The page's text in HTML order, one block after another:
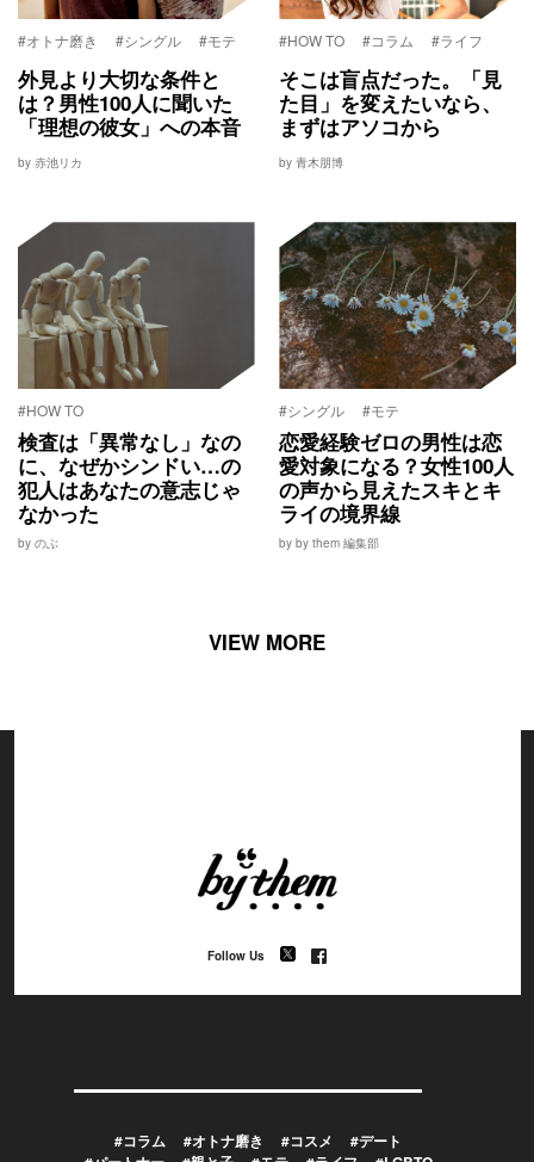
#オトナ磨き #シングル #モテ
外見より大切な条件と
は？男性100人に聞いた
「理想の彼女」への本音
by 赤池リカ
#HOW TO #コラム #ライフ
そこは盲点だった。「見
た目」を変えたいなら、
まずはアソコから
by 青木朋博
#HOW TO
検査は「異常なし」なの
に、なぜかシンドい…の
犯人はあなたの意志じゃ
なかった
by のぶ
#シングル #モテ
恋愛経験ゼロの男性は恋
愛対象になる？女性100人
の声から見えたスキとキ
ライの境界線
by by them 編集部
VIEW MORE
Follow Us
#コラム #オトナ磨き #コスメ
#デート